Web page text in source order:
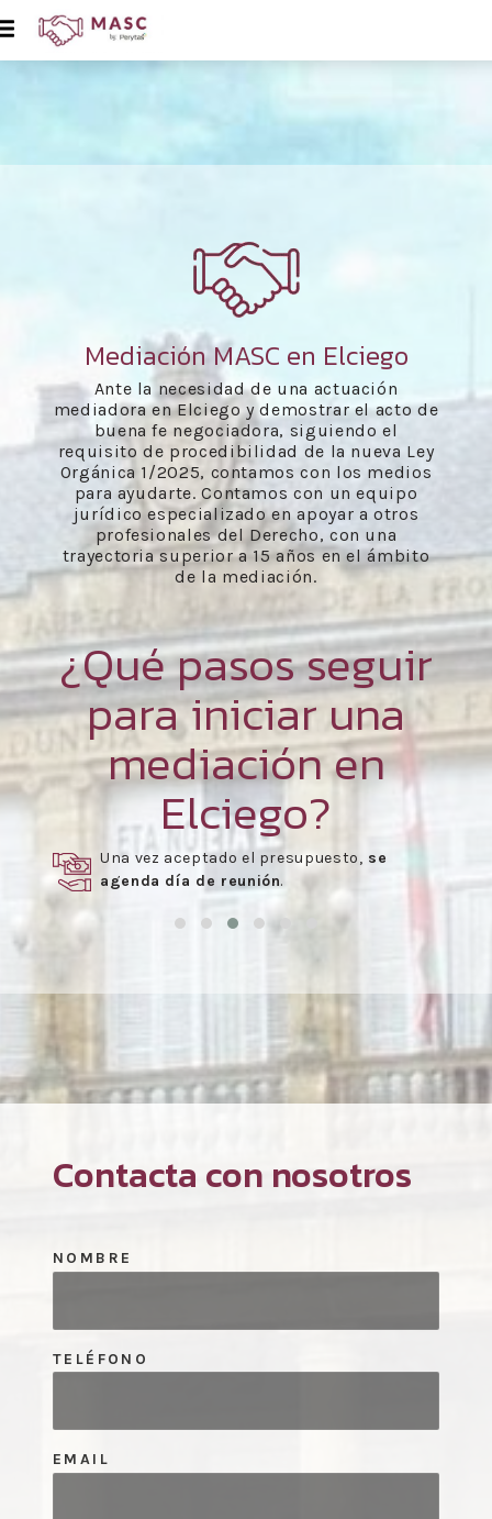
Mediación MASC en Elciego
Ante la necesidad de una actuación
mediadora en Elciego y demostrar el acto de
buena fe negociadora, siguiendo el
requisito de procedibilidad de la nueva Ley
Orgánica 1/2025, contamos con los medios
para ayudarte. Contamos con un equipo
jurídico especializado en apoyar a otros
profesionales del Derecho, con una
trayectoria superior a 15 años en el ámbito
de la mediación.
¿Qué pasos seguir
para iniciar una
mediación en
Elciego?
Una vez aceptado el presupuesto, se
agenda día de reunión.
Contacta con nosotros
NOMBRE
TELÉFONO
EMAIL